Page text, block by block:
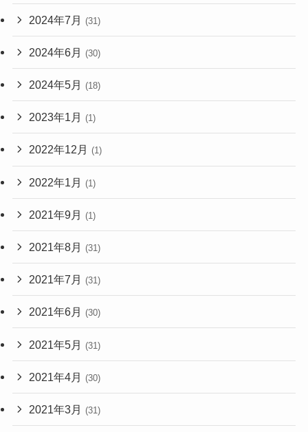
2024年7月 (31)
2024年6月 (30)
2024年5月 (18)
2023年1月 (1)
2022年12月 (1)
2022年1月 (1)
2021年9月 (1)
2021年8月 (31)
2021年7月 (31)
2021年6月 (30)
2021年5月 (31)
2021年4月 (30)
2021年3月 (31)